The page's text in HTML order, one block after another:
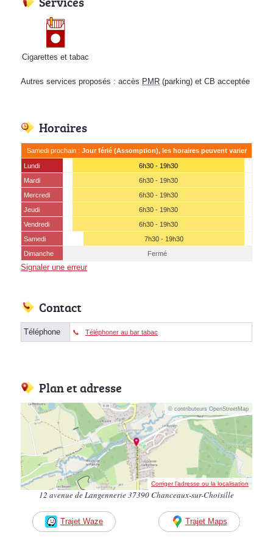
Cigarettes et tabac
Autres services proposés : accès PMR (parking) et CB acceptée
Horaires
Samedi prochain : Jour férié (Assomption), les horaires peuvent varier
Lundi
6h30 - 19h30
Mardi
6h30 - 19h30
Mercredi
6h30 - 19h30
Jeudi
6h30 - 19h30
Vendredi
6h30 - 19h30
Samedi
7h30 - 19h30
Dimanche
Fermé
Signaler une erreur
Contact
Téléphone Téléphoner au bar tabac
Plan et adresse
© contributeurs OpenStreetMap
Corriger l’adresse ou la localisation
12 avenue de Langennerie 37390 Chanceaux-sur-Choisille
Trajet Waze Trajet Maps